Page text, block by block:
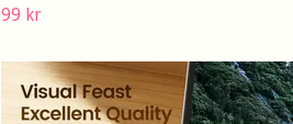
99 kr